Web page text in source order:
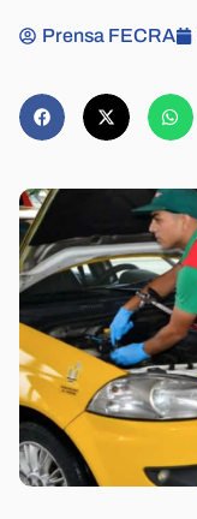
Prensa FECRA